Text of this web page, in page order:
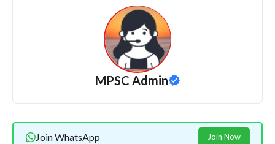
MPSC Admin
Join WhatsApp Join Now